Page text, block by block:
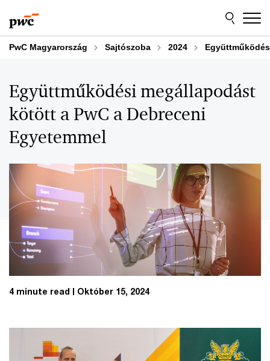
to
content
to
footer
PwC Magyarország Sajtószoba 2024
Együttműködési megállapodást
kötött a PwC a Debreceni
Egyetemmel
4 minute read Október 15, 2024